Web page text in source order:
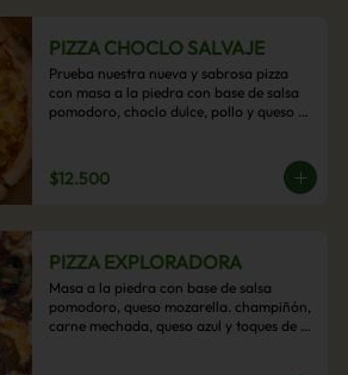
PIZZA CHOCLO SALVAJE
Prueba nuestra nueva y sabrosa pizza
con masa a la piedra con base de salsa
pomodoro, choclo dulce, pollo y queso
$12.500
PIZZA EXPLORADORA
Masa a la piedra con base de salsa
pomodoro, queso mozarella. champiñón,
carne mechada, queso azul y toques de